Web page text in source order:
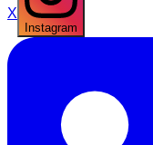
X
Instagram